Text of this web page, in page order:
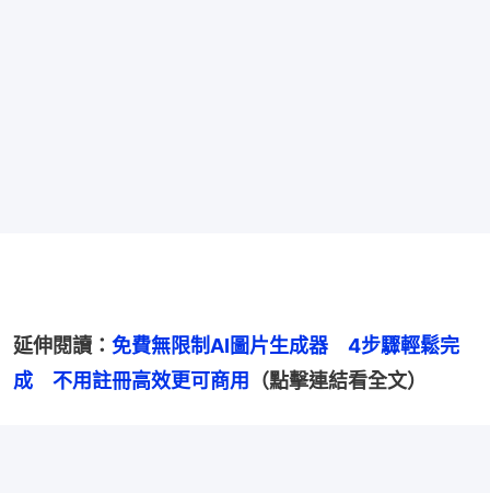
延伸閱讀： 免費無限制AI圖片生成器　4步驟輕鬆完
成　不用註冊高效更可商用
（點擊連結看全文）